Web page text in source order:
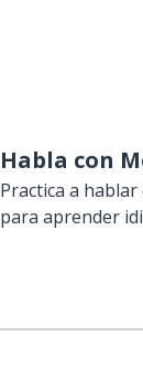
Habla con
Practica a
para aprender